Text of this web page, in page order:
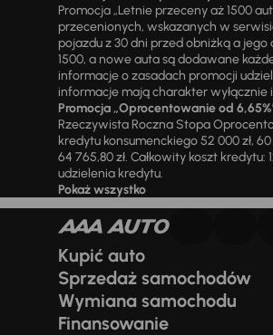
Promocja „Letnie przeceny aż 1500
przecenionych, wskazanych w
pojazdu z 30 dni przed obniżką a
1500, a nowe auta są dodawane
informacje o zasadach promocji
informacje mają charakter
Promocja „Oprocentowanie od
Rzeczywista Roczna Stopa
kredytu konsumenckiego 52 000 zł,
64 765,80 zł. Całkowity koszt
udzielenia kredytu.
Pokaż wszystko
Kupić auto
Sprzedaż samochodów
Wymiana samochodu
Finansowanie